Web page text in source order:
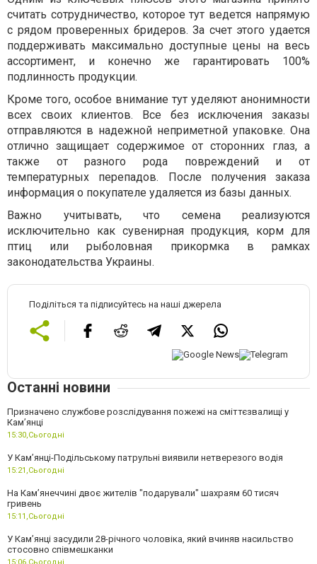
считать сотрудничество, которое тут ведется напрямую
с рядом проверенных бридеров. За счет этого удается
поддерживать максимально доступные цены на весь
ассортимент, и конечно же гарантировать 100%
подлинность продукции.
Кроме того, особое внимание тут уделяют анонимности
всех своих клиентов. Все без исключения заказы
отправляются в надежной неприметной упаковке. Она
отлично защищает содержимое от сторонних глаз, а
также от разного рода повреждений и от
температурных перепадов. После получения заказа
информация о покупателе удаляется из базы данных.
Важно учитывать, что семена реализуются
исключительно как сувенирная продукция, корм для
птиц или рыболовная прикормка в рамках
законодательства Украины.
Поділіться та підписуйтесь на наші джерела
Останні новини
Призначено службове розслідування пожежі на сміттєзвалищі у
Кам’янці
15:30,Сьогодні
У Кам’янці-Подільському патрульні виявили нетверезого водія
15:21,Сьогодні
На Камʼянеччині двоє жителів "подарували" шахраям 60 тисяч
гривень
15:11,Сьогодні
У Камʼянці засудили 28-річного чоловіка, який вчиняв насильство
стосовно співмешканки